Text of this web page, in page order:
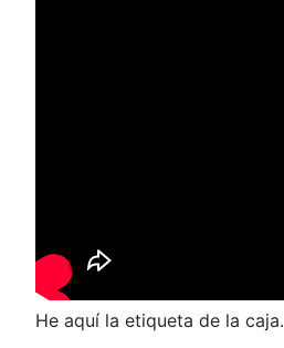
He aquí la etiqueta de la caja.